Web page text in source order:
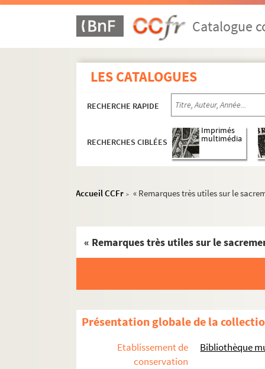
Catalogue
LES CATALOGUES
RECHERCHE RAPIDE
RECHERCHES CIBLÉES
Imprimés
multimédia
Accueil CCFr > « Remarques très utiles sur le
Présentation globale de la
Etablissement de
conservation
Bibliothèque